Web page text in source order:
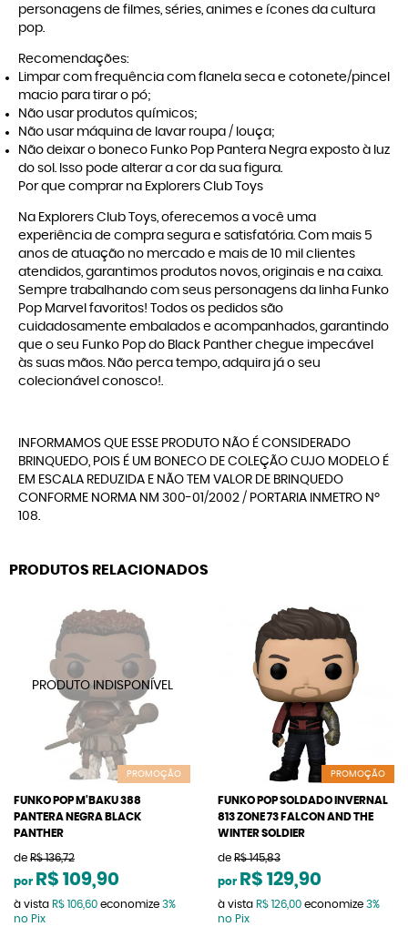
personagens de filmes, séries, animes e ícones da cultura
pop.
Recomendações:
Limpar com frequência com flanela seca e cotonete/pincel
macio para tirar o pó;
Não usar produtos químicos;
Não usar máquina de lavar roupa / louça;
Não deixar o boneco Funko Pop Pantera Negra exposto à luz
do sol. Isso pode alterar a cor da sua figura.
Por que comprar na Explorers Club Toys
Na Explorers Club Toys, oferecemos a você uma
experiência de compra segura e satisfatória. Com mais 5
anos de atuação no mercado e mais de 10 mil clientes
atendidos, garantimos produtos novos, originais e na caixa.
Sempre trabalhando com seus personagens da linha Funko
Pop Marvel favoritos! Todos os pedidos são
cuidadosamente embalados e acompanhados, garantindo
que o seu Funko Pop do Black Panther chegue impecável
às suas mãos. Não perca tempo, adquira já o seu
colecionável conosco!.
INFORMAMOS QUE ESSE PRODUTO NÃO É CONSIDERADO
BRINQUEDO, POIS É UM BONECO DE COLEÇÃO CUJO MODELO É
EM ESCALA REDUZIDA E NÃO TEM VALOR DE BRINQUEDO
CONFORME NORMA NM 300-01/2002 / PORTARIA INMETRO Nº
108.
PRODUTOS RELACIONADOS
PROMOÇÃO
FUNKO POP M'BAKU 388
PANTERA NEGRA BLACK
PANTHER
de R$ 136,72
por R$ 109,90
à vista R$ 106,60 economize 3%
no Pix
PROMOÇÃO
FUNKO POP SOLDADO INVERNAL
813 ZONE 73 FALCON AND THE
WINTER SOLDIER
de R$ 145,83
por R$ 129,90
à vista R$ 126,00 economize 3%
no Pix